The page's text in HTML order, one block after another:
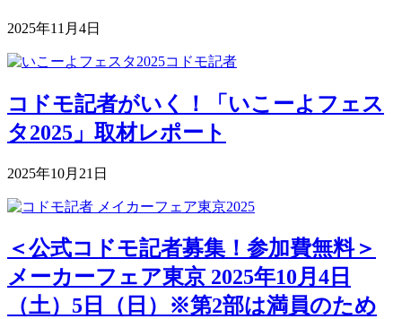
2025年11月4日
コドモ記者がいく！「いこーよフェス
タ2025」取材レポート
2025年10月21日
＜公式コドモ記者募集！参加費無料＞
メーカーフェア東京 2025年10月4日
（土）5日（日）※第2部は満員のため